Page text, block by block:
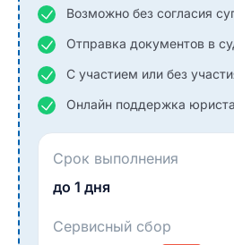
Возможно без согласия
Отправка документов в
С участием или без
Онлайн поддержка юриста
Срок выполнения
до 1 дня
Сервисный сбор